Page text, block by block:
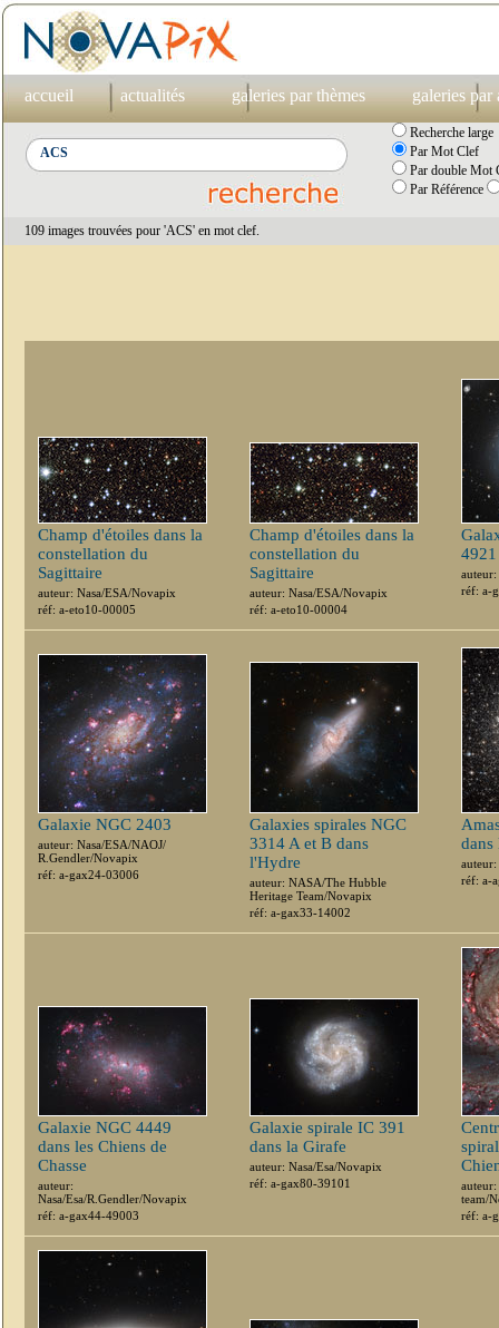
accueil actualités galeries par thèmes galeries par
Recherche large
Par Mot Clef
Par double Mot
Par Référence
109 images trouvées pour 'ACS' en mot clef.
Champ d'étoiles dans la
constellation du
Sagittaire
auteur: Nasa/ESA/Novapix
réf: a-eto10-00005
Champ d'étoiles dans la
constellation du
Sagittaire
auteur: Nasa/ESA/Novapix
réf: a-eto10-00004
4921
réf: a-
Galaxie NGC 2403
auteur: Nasa/ESA/NAOJ/
R.Gendler/Novapix
réf: a-gax24-03006
Galaxies spirales NGC
3314 A et B dans
l'Hydre
auteur: NASA/The Hubble
Heritage Team/Novapix
réf: a-gax33-14002
dans
réf: a-
Galaxie NGC 4449
dans les Chiens de
Chasse
auteur:
Nasa/Esa/R.Gendler/Novapix
réf: a-gax44-49003
Galaxie spirale IC 391
dans la Girafe
auteur: Nasa/Esa/Novapix
réf: a-gax80-39101
team/
réf: a-